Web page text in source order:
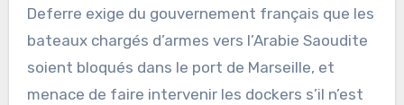
Deferre exige du gouvernement français que les
bateaux chargés d’armes vers l’Arabie Saoudite
soient bloqués dans le port de Marseille, et
menace de faire intervenir les dockers s’il n’est